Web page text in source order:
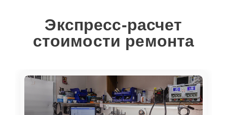
Экспресс-расчет
стоимости ремонта